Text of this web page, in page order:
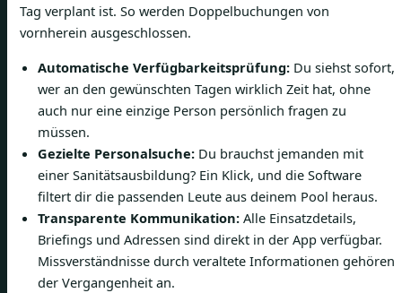
Tag verplant ist. So werden Doppelbuchungen von
vornherein ausgeschlossen.
Automatische Verfügbarkeitsprüfung: Du siehst sofort,
wer an den gewünschten Tagen wirklich Zeit hat, ohne
auch nur eine einzige Person persönlich fragen zu
müssen.
Gezielte Personalsuche: Du brauchst jemanden mit
einer Sanitätsausbildung? Ein Klick, und die Software
filtert dir die passenden Leute aus deinem Pool heraus.
Transparente Kommunikation: Alle Einsatzdetails,
Briefings und Adressen sind direkt in der App verfügbar.
Missverständnisse durch veraltete Informationen gehören
der Vergangenheit an.